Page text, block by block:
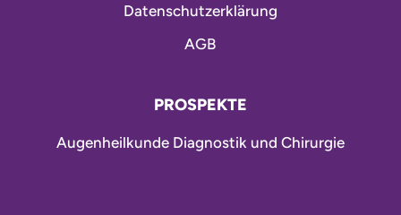
Datenschutzerklärung
AGB
PROSPEKTE
Augenheilkunde Diagnostik und Chirurgie